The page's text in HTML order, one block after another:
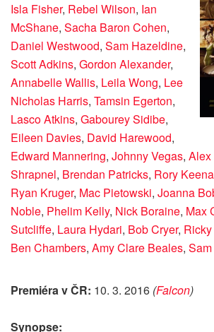
Isla Fisher, Rebel Wilson, Ian
McShane, Sacha Baron Cohen,
Daniel Westwood, Sam Hazeldine,
Scott Adkins, Gordon Alexander,
Annabelle Wallis, Leila Wong, Lee
Nicholas Harris, Tamsin Egerton,
Lasco Atkins, Gabourey Sidibe,
Eileen Davies, David Harewood,
Edward Mannering, Johnny Vegas, Alex
Shrapnel, Brendan Patricks, Rory
Ryan Kruger, Mac Pietowski, Joanna
Noble, Phelim Kelly, Nick Boraine, Max
Sutcliffe, Laura Hydari, Bob Cryer,
Ben Chambers, Amy Clare Beales,
Premiéra v ČR: 10. 3. 2016 (Falcon)
Synopse: